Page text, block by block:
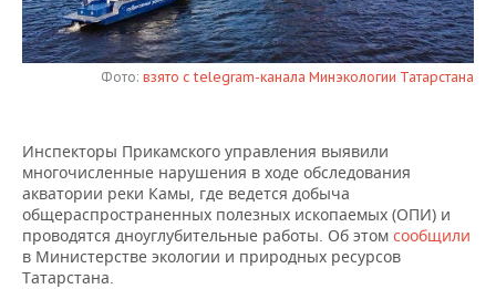
ТЕЛЕКОММУНИКАЦИИ
БИЗНЕС-БРАНЧИ
ONLINE-КОНФЕРЕНЦИИ
ФУТБОЛ
ВОЛЕЙБОЛ
КИБЕРСПОРТ
ФИГУРНОЕ КАТАНИЕ
НОВОСТИ ОБЩЕСТВА
ИСТОРИЯ
КУЛЬТУРА
МЕДИЦИНА
ФОТОГАЛЕРЕЯ
СЮЖЕТЫ
СПИСОК ПЕРСОН
СПИСОК КОМПАНИЙ
ПОЛНАЯ ВЕРСИЯ
Фото: взято с telegram-канала Минэкологии Татарстана
Инспекторы Прикамского управления выявили
многочисленные нарушения в ходе обследования
акватории реки Камы, где ведется добыча
общераспространенных полезных ископаемых (ОПИ) и
проводятся дноуглубительные работы. Об этом сообщили
в Министерстве экологии и природных ресурсов
Татарстана.